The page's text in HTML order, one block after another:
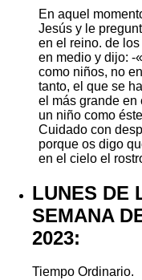
En aquel
Jesús y le
en el reino. de
en medio y dijo: -
como niños, no
tanto, el que se
el más grande en
un niño como
Cuidado con
porque os digo
en el cielo el
LUNES DE
SEMANA
2023:
Tiempo Ordinario.